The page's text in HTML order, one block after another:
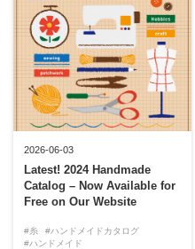
2026-06-03
Latest! 2024 Handmade
Catalog – Now Available for
Free on Our Website
#糸
#ハンドメイドカタログ
#ハンドメイド